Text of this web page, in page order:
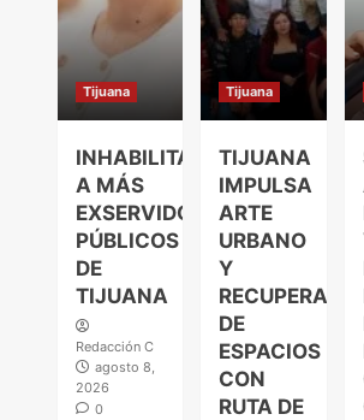
Tijuana
INHABILITAN
A MÁS
EXSERVIDORES
PÚBLICOS
DE
TIJUANA
Redacción C
agosto 8,
2026
0
Tijuana
TIJUANA
IMPULSA
ARTE
URBANO
Y
DE
ESPACIOS
CON
RUTA DE